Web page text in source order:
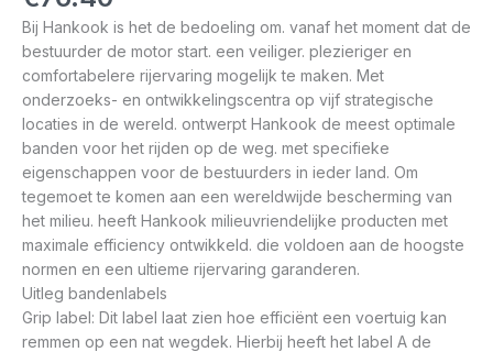
Bij Hankook is het de bedoeling om. vanaf het moment dat de
bestuurder de motor start. een veiliger. plezieriger en
comfortabelere rijervaring mogelijk te maken. Met
onderzoeks- en ontwikkelingscentra op vijf strategische
locaties in de wereld. ontwerpt Hankook de meest optimale
banden voor het rijden op de weg. met specifieke
eigenschappen voor de bestuurders in ieder land. Om
tegemoet te komen aan een wereldwijde bescherming van
het milieu. heeft Hankook milieuvriendelijke producten met
maximale efficiency ontwikkeld. die voldoen aan de hoogste
normen en een ultieme rijervaring garanderen.
Uitleg bandenlabels
Grip label: Dit label laat zien hoe efficiënt een voertuig kan
remmen op een nat wegdek. Hierbij heeft het label A de